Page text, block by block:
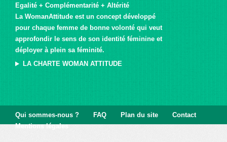
Egalité + Complémentarité + Altérité
La WomanAttitude est un concept développé
pour chaque femme de bonne volonté qui veut
approfondir le sens de son identité féminine et
déployer à plein sa féminité.
LA CHARTE WOMAN ATTITUDE
Qui sommes-nous ? FAQ Plan du site
Contact
Mentions légales